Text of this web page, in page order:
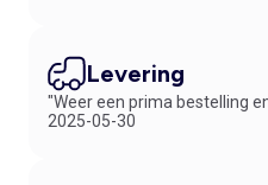
Levering
"Weer een prima bestelling
2025-05-30